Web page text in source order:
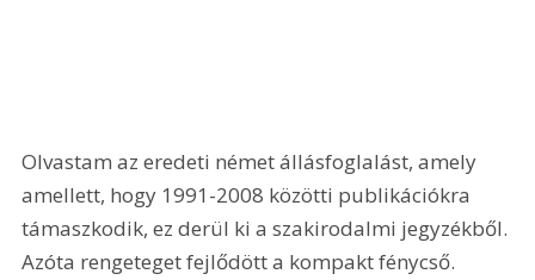
Olvastam az eredeti német állásfoglalást, amely
amellett, hogy 1991-2008 közötti publikációkra
támaszkodik, ez derül ki a szakirodalmi jegyzékből.
Azóta rengeteget fejlődött a kompakt fénycső.